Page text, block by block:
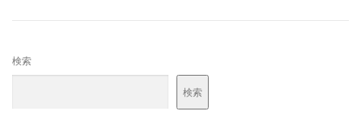
検索
検索